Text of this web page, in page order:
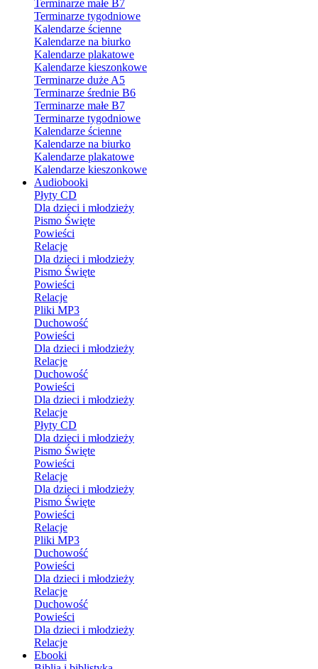
Terminarze małe B7
Terminarze tygodniowe
Kalendarze ścienne
Kalendarze na biurko
Kalendarze plakatowe
Kalendarze kieszonkowe
Terminarze duże A5
Terminarze średnie B6
Terminarze małe B7
Terminarze tygodniowe
Kalendarze ścienne
Kalendarze na biurko
Kalendarze plakatowe
Kalendarze kieszonkowe
Audiobooki
Płyty CD
Dla dzieci i młodzieży
Pismo Święte
Powieści
Relacje
Dla dzieci i młodzieży
Pismo Święte
Powieści
Relacje
Pliki MP3
Duchowość
Powieści
Dla dzieci i młodzieży
Relacje
Duchowość
Powieści
Dla dzieci i młodzieży
Relacje
Płyty CD
Dla dzieci i młodzieży
Pismo Święte
Powieści
Relacje
Dla dzieci i młodzieży
Pismo Święte
Powieści
Relacje
Pliki MP3
Duchowość
Powieści
Dla dzieci i młodzieży
Relacje
Duchowość
Powieści
Dla dzieci i młodzieży
Relacje
Ebooki